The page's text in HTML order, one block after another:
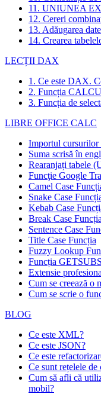
11. UNIUNEA
12. Cereri
13. Adăugarea
14. Crearea
LECȚII DAX
1. Ce este DAX.
2. Funcția
3. Funcția de
LIBRE OFFICE CALC
Importul
Suma scrisă în
Rearanjați tabele
Funcţie Google
Camel Case
Snake Case
Kebab Case
Break Case Funcția
Sentence Case
Title Case Funcția
Fuzzy Lookup
Funcția
Extensie
Cum se creează o
Cum se scrie o
BLOG
Ce este XML?
Ce este JSON?
Ce este
Ce sunt rețelele de
Cum să afli că
mobil?